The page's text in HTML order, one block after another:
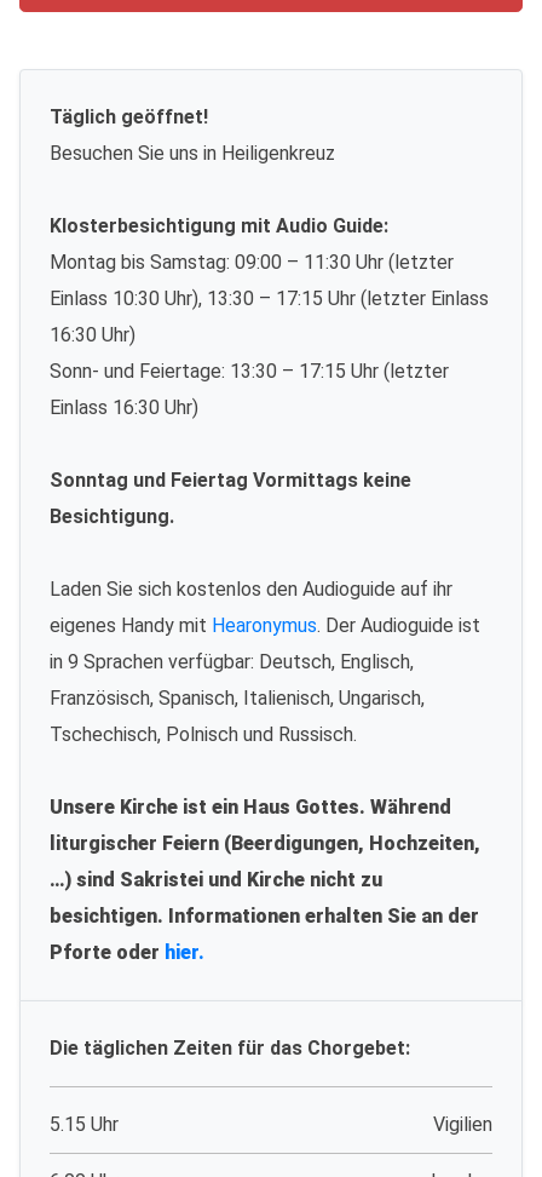
Täglich geöffnet!
Besuchen Sie uns in Heiligenkreuz
Klosterbesichtigung mit Audio Guide:
Montag bis Samstag: 09:00 – 11:30 Uhr (letzter
Einlass 10:30 Uhr), 13:30 – 17:15 Uhr (letzter Einlass
16:30 Uhr)
Sonn- und Feiertage: 13:30 – 17:15 Uhr (letzter
Einlass 16:30 Uhr)
Sonntag und Feiertag Vormittags keine
Besichtigung.
Laden Sie sich kostenlos den Audioguide auf ihr
eigenes Handy mit Hearonymus. Der Audioguide ist
in 9 Sprachen verfügbar: Deutsch, Englisch,
Französisch, Spanisch, Italienisch, Ungarisch,
Tschechisch, Polnisch und Russisch.
Unsere Kirche ist ein Haus Gottes. Während
liturgischer Feiern (Beerdigungen, Hochzeiten,
…) sind Sakristei und Kirche nicht zu
besichtigen. Informationen erhalten Sie an der
Pforte oder hier.
Die täglichen Zeiten für das Chorgebet:
5.15 Uhr Vigilien